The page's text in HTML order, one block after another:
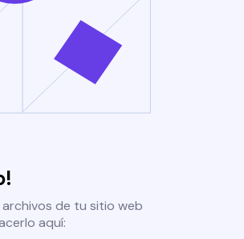
de tu sitio web
aquí: